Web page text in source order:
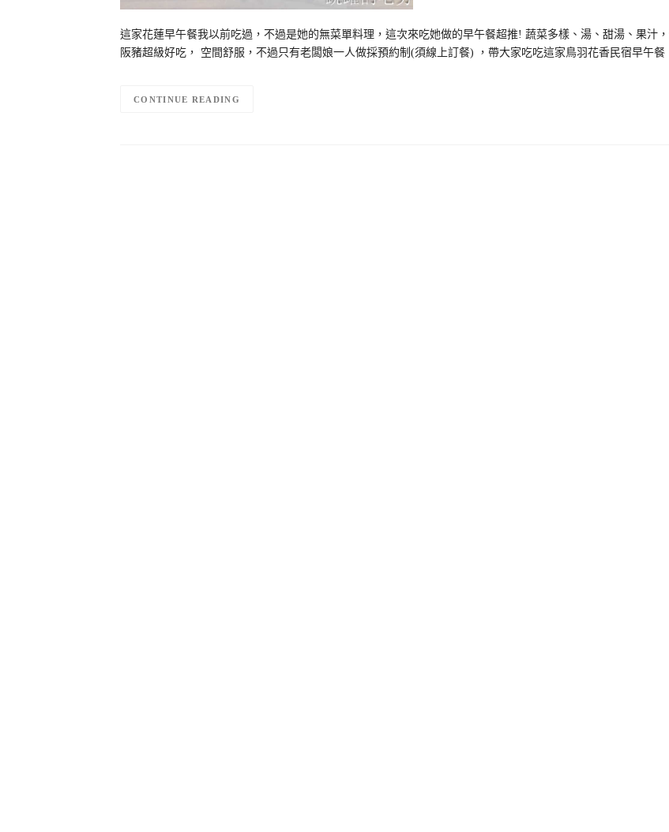
這家花蓮早午餐我以前吃過，不過是她的無菜單料理，這次來吃她做的早午餐超推! 蔬菜多樣、湯、甜湯、果汁
阪豬超級好吃， 空間舒服，不過只有老闆娘一人做採預約制(須線上訂餐) ，帶大家吃吃這家鳥羽花香民宿早午餐
CONTINUE READING